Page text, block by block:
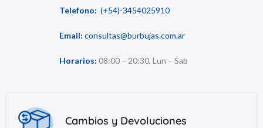
Telefono: (+54)-3454025910
Email: consultas@burbujas.com.ar
Horarios: 08:00 – 20:30, Lun – Sab
Cambios y Devoluciones